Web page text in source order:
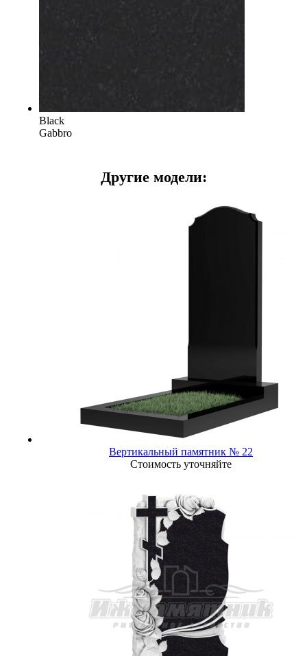
Black
Gabbro
Другие модели:
Вертикальный памятник № 22
Стоимость уточняйте